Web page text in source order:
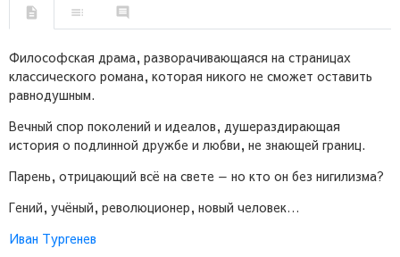
Философская драма, разворачивающаяся на страницах
классического романа, которая никого не сможет оставить
равнодушным.
Вечный спор поколений и идеалов, душераздирающая
история о подлинной дружбе и любви, не знающей границ.
Парень, отрицающий всё на свете — но кто он без нигилизма?
Гений, учёный, революционер, новый человек…
Иван Тургенев